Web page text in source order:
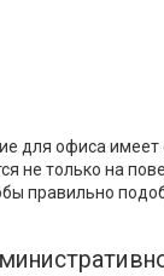
для офиса имеет
не только на
правильно